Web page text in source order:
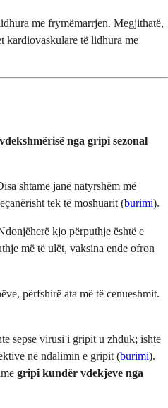
me frymëmarrjen. Megjithatë,
kardiovaskulare të lidhura me
nga gripi sezonal
shtame janë natyrshëm më
tek të moshuarit (burimi).
kjo përputhje është e
më të ulët, vaksina ende ofron
përfshirë ata më të cenueshmit.
sepse virusi i gripit u zhduk; ishte
në ndalimin e gripit (burimi).
gripi kundër vdekjeve nga